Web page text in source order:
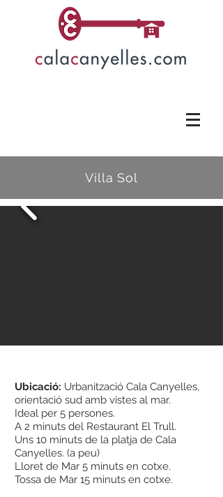
Villa Sol
Ubicació: Urbanització Cala Canyelles,
orientació sud amb vistes al mar.
Ideal per 5 persones.
A 2 minuts del Restaurant El Trull.
Uns 10 minuts de la platja de Cala
Canyelles. (a peu)
Lloret de Mar 5 minuts en cotxe.
Tossa de Mar 15 minuts en cotxe.